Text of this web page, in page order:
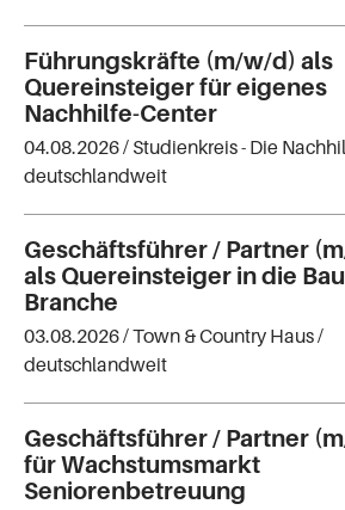
Führungskräfte (m/w/d) als
Quereinsteiger für eigenes
Nachhilfe-Center
04.08.2026 / Studienkreis - Die
deutschlandweit
Geschäftsführer / Partner
als Quereinsteiger in die
Branche
03.08.2026 /Town & Country Haus/
deutschlandweit
Geschäftsführer / Partner
für Wachstumsmarkt
Seniorenbetreuung